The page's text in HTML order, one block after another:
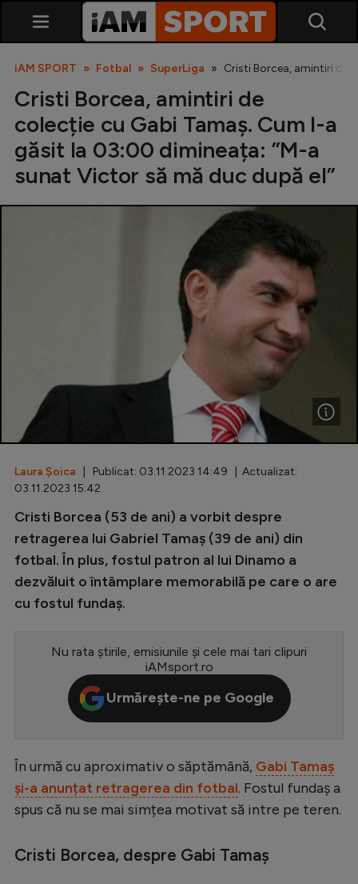
SuperLiga
Cupa României
Echipa Națională
Fotbal feminin
Special
Inedit
Clasamente
Champions League
Europa League
CM 2026
Premier League
LaLiga
Bundesliga
Ligue 1
Starurile fotbalului
iAM SPORT Fotbal SuperLiga Cristi Borcea, amintiri de
Cristi Borcea, amintiri de
colecție cu Gabi Tamaș. Cum l-a
găsit la 03:00 dimineața: ”M-a
sunat Victor să mă duc după el”
Laura Șoica | Publicat: 03.11.2023 14:49 | Actualizat:
03.11.2023 15:42
Cristi Borcea (53 de ani) a vorbit despre
retragerea lui Gabriel Tamaș (39 de ani) din
fotbal. În plus, fostul patron al lui Dinamo a
dezvăluit o întâmplare memorabilă pe care o are
cu fostul fundaș.
Nu rata știrile, emisiunile și cele mai tari clipuri
iAMsport.ro
Urmărește-ne pe Google
În urmă cu aproximativ o săptămână, Gabi Tamaș
și-a anunțat retragerea din fotbal. Fostul fundaș a
spus că nu se mai simțea motivat să intre pe teren.
Cristi Borcea, despre Gabi Tamaș